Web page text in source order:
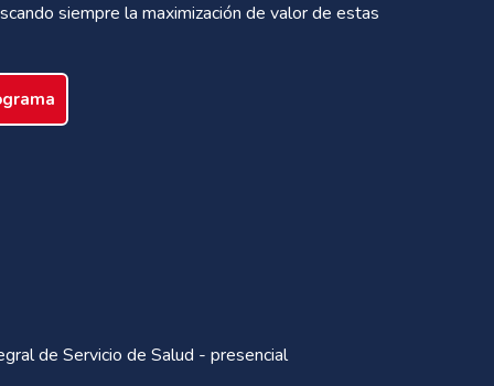
siempre la maximización de valor de estas
de Servicio de Salud - presencial